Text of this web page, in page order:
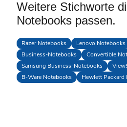
Weitere Stichworte
Notebooks passen.
Razer Notebooks Lenovo Notebooks
Business-Notebooks
Convertible
Samsung Business-Notebooks
B-Ware Notebooks
Hewlett Packard